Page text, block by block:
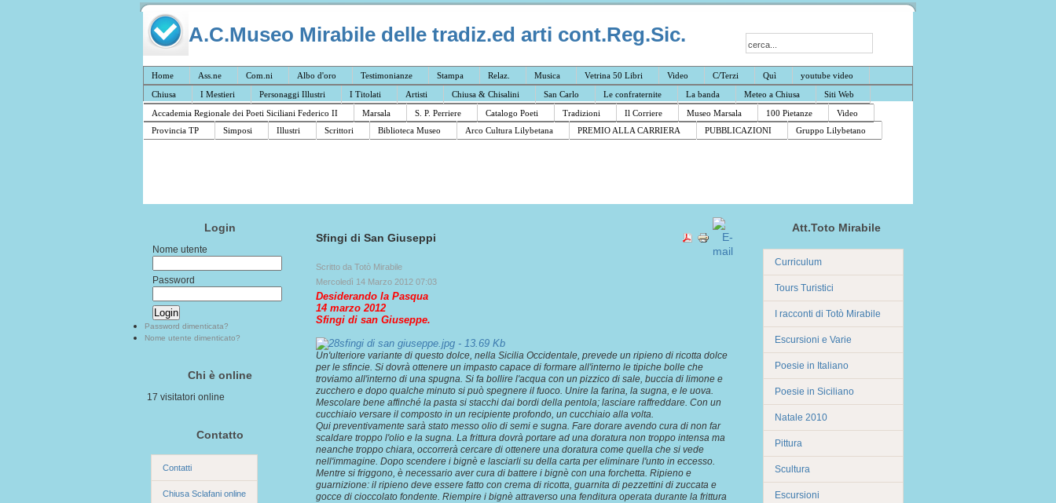
A.C.Museo Mirabile delle tradiz.ed arti cont.Reg.Sic.
Home Ass.ne Com.ni Albo d'oro Testimonianze Stampa Relaz. Musica Vetrina 50 Libri Video C/Terzi Quì
youtube video
Chiusa
I Mestieri Personaggi Illustri I Titolati Artisti Chiusa & Chisalini San Carlo Le confraternite La banda Meteo a Chiusa
Siti Web
Accademia Regionale dei Poeti Siciliani Federico II
Marsala S. P. Perriere Catalogo Poeti Tradizioni Il Corriere Museo Marsala 100 Pietanze
Video
Provincia TP
Simposi Illustri Scrittori Biblioteca Museo Arco Cultura Lilybetana PREMIO ALLA CARRIERA PUBBLICAZIONI Gruppo Lilybetano
Login
Nome utente
Password
Password dimenticata?
Nome utente dimenticato?
Chi è online
17 visitatori online
Contatto
Contatti
Chiusa Sclafani online
Sfingi di San Giuseppi
Scritto da Totò Mirabile
Mercoledì 14 Marzo 2012 07:03
Desiderando la Pasqua
14 marzo 2012
Sfingi di san Giuseppe.
Un'ulteriore variante di questo dolce, nella Sicilia Occidentale, prevede un ripieno di ricotta dolce
per le sfincie. Si dovrà ottenere un impasto capace di formare all'interno le tipiche bolle che
troviamo all'interno di una spugna. Si fa bollire l'acqua con un pizzico di sale, buccia di limone e
zucchero e dopo qualche minuto si può spegnere il fuoco. Unire la farina, la sugna, e le uova.
Mescolare bene affinché la pasta si stacchi dai bordi della pentola; lasciare raffreddare. Con un
cucchiaio versare il composto in un recipiente profondo, un cucchiaio alla volta.
Qui preventivamente sarà stato messo olio di semi e sugna. Fare dorare avendo cura di non far
scaldare troppo l'olio e la sugna. La frittura dovrà portare ad una doratura non troppo intensa ma
neanche troppo chiara, occorrerà cercare di ottenere una doratura come quella che si vede
nell'immagine. Dopo scendere i bignè e lasciarli su della carta per eliminare l'unto in eccesso.
Mentre si friggono, è necessario aver cura di battere i bignè con una forchetta. Ripieno e
guarnizione: il ripieno deve essere fatto con crema di ricotta, guarnita di pezzettini di zuccata e
gocce di cioccolato fondente. Riempire i bignè attraverso una fenditura operata durante la frittura
Att.Toto Mirabile
Curriculum
Tours Turistici
I racconti di Totò Mirabile
Escursioni e Varie
Poesie in Italiano
Poesie in Siciliano
Natale 2010
Pittura
Scultura
Escursioni